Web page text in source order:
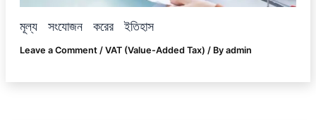
মূল্য সংযোজন করের ইতিহাস
Leave a Comment / VAT (Value-Added Tax) / By admin